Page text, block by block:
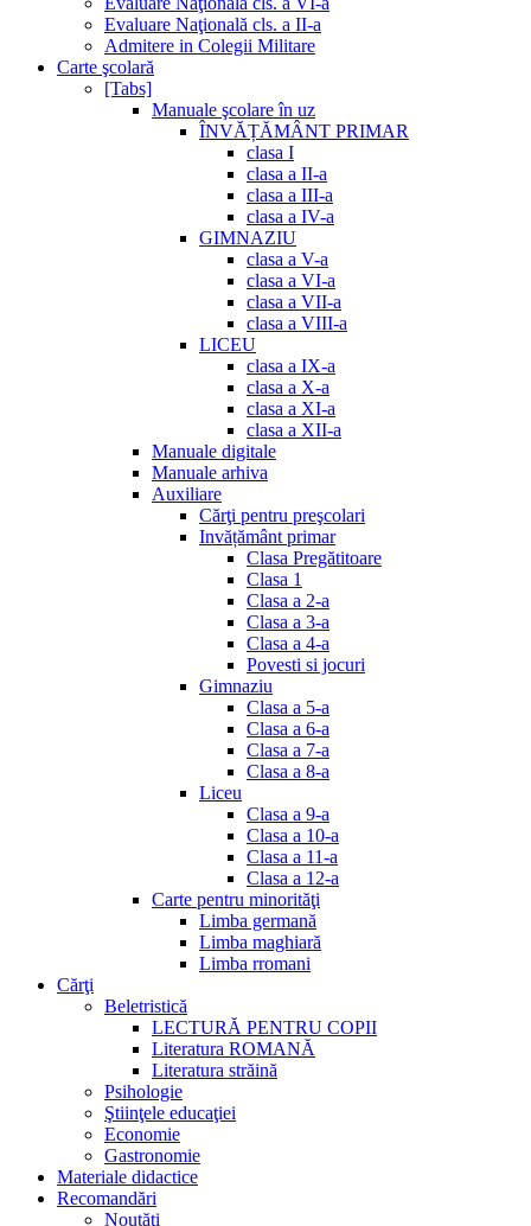
Evaluare Naţională cls. a II-a
Admitere in Colegii Militare
Carte şcolară
[Tabs]
Manuale şcolare în uz
ÎNVĂȚĂMÂNT PRIMAR
clasa I
clasa a II-a
clasa a III-a
clasa a IV-a
GIMNAZIU
clasa a V-a
clasa a VI-a
clasa a VII-a
clasa a VIII-a
LICEU
clasa a IX-a
clasa a X-a
clasa a XI-a
clasa a XII-a
Manuale digitale
Manuale arhiva
Auxiliare
Cărţi pentru preşcolari
Invățământ primar
Clasa Pregătitoare
Clasa 1
Clasa a 2-a
Clasa a 3-a
Clasa a 4-a
Povesti si jocuri
Gimnaziu
Clasa a 5-a
Clasa a 6-a
Clasa a 7-a
Clasa a 8-a
Liceu
Clasa a 9-a
Clasa a 10-a
Clasa a 11-a
Clasa a 12-a
Carte pentru minorităţi
Limba germană
Limba maghiară
Limba rromani
Cărţi
Beletristică
LECTURĂ PENTRU COPII
Literatura ROMANĂ
Literatura străină
Psihologie
Ştiinţele educaţiei
Economie
Gastronomie
Materiale didactice
Recomandări
Noutăţi